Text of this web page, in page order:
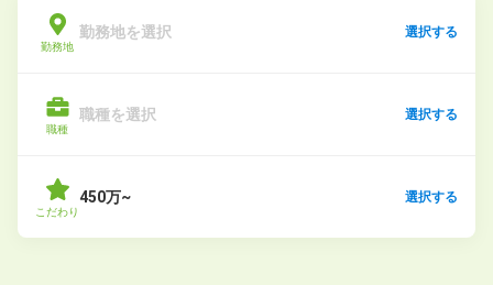
勤務地
勤務地を選択 選択する
職種
職種を選択 選択する
こだわり
450万~ 選択する